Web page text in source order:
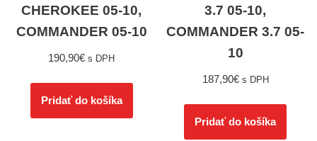
CHEROKEE 05-10,
COMMANDER 05-10
190,90€ s DPH
Pridať do košíka
3.7 05-10,
COMMANDER 3.7 05-
10
187,90€ s DPH
Pridať do košíka